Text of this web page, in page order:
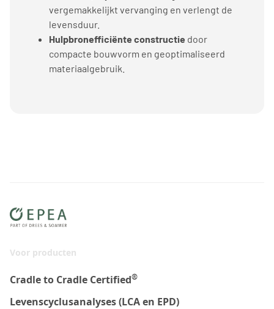
vergemakkelijkt vervanging en verlengt de
levensduur.
Hulpbronefficiënte constructie door
compacte bouwvorm en geoptimaliseerd
materiaalgebruik.
Voor producten
Cradle to Cradle Certified®
Levenscyclusanalyses (LCA en EPD)